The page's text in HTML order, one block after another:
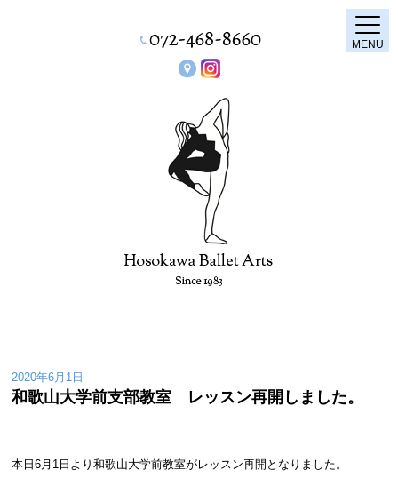
MENU
2020年6月1日
和歌山大学前支部教室 レッスン再開しました。
本日6月1日より和歌山大学前教室がレッスン再開となりました。